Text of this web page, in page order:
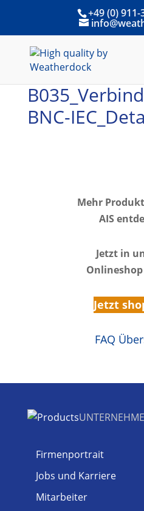
+49 (0)
BNC-
Mehr
AIS
Jetzt in
Jetzt
FAQ
Firmenportrait
Jobs und Karriere
Mitarbeiter